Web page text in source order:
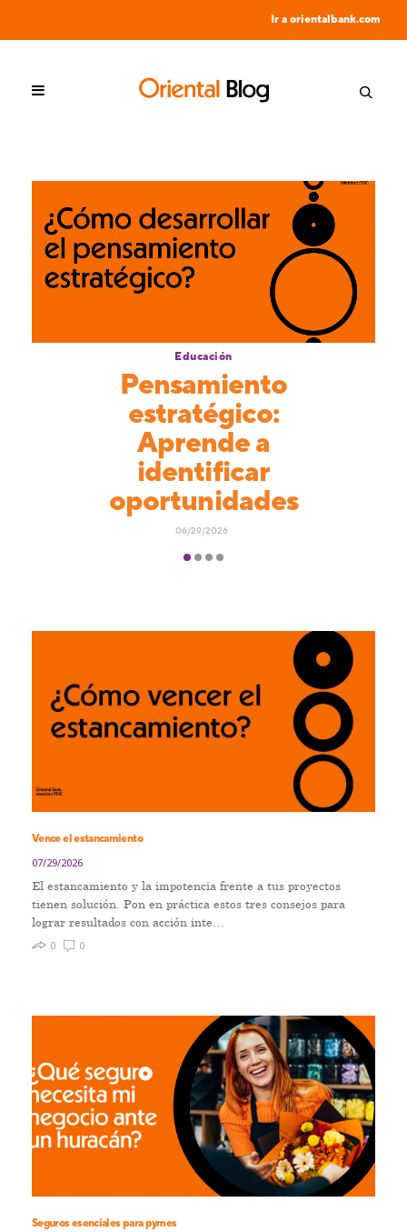
Ir a orientalbank.com
Educación
Pensamiento
estratégico:
Aprende a
identificar
oportunidades
06/29/2026
Vence el estancamiento
07/29/2026
El estancamiento y la impotencia frente a tus proyectos
tienen solución. Pon en práctica estos tres consejos para
lograr resultados con acción inte…
0 0
Seguros esenciales para pymes